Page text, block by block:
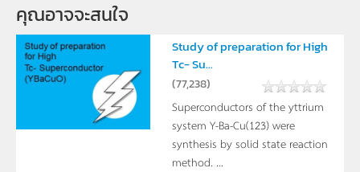
คุณอาจจะสนใจ
Study of preparation for High
Tc- Su...
(77,238)
Superconductors of the yttrium
system Y-Ba-Cu(123) were
synthesis by solid state reaction
method. ...